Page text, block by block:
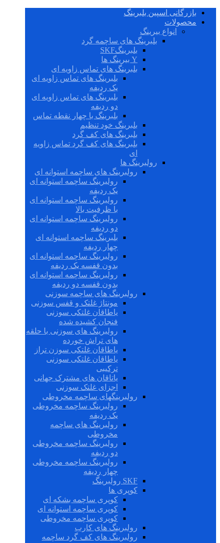
بازرگانی اسپین بلبرینگ
محصولات
انواع بیرینگ
بلبرینگ های ساچمه گرد
بلبرینگSKF
Y بیرینگ ها
بلبرینگ های تماس زاویه ای
بلبرینگ های تماس زاویه ای
یک ردیفه
بلبرینگ های تماس زاویه ای
دو ردیفه
بلبرینگ با چهار نقطه تماس
بلبرینگ خود تنظیم
بلبرینگ های کف گرد
بلبرینگ های کف گرد تماس زاویه
ای
رولبرینگ ها
رولبرینگ های ساچمه استوانه ای
رولبرینگ ساچمه استوانه ای
یک ردیفه
رولبرینگ ساچمه استوانه ای
با ظرفیت بالا
رولبرینگ ساچمه استوانه ای
دو ردیفه
بلبرینگ ساچمه استوانه ای
چهار ردیفه
رولبرینگ ساچمه استوانه ای
بدون قفسه یک ردیفه
رولبرینگ ساچمه استوانه ای
بدون قفسه دو ردیفه
رولبرینگ های ساچمه سوزنی
مونتاژ غلتک و قفس سوزنی
یاطاقان غلتکی سوزنی
فنجان کشیده شده
رولبرینگ های سوزنی با حلقه
های تراش خورده
یاطاقان غلتکی سوزن تراز
یاطاقان غلتکی سوزنی
ترکیبی
یاتاقان های مشترک جهانی
اجزای غلتک سوزنی
رولبرینگهای ساچمه مخروطی
رولبرینگ ساچمه مخروطی
یک ردیفه
رولبرینگ های ساچمه
مخروطی
رولبرینگ ساچمه مخروطی
دو ردیفه
رولبرینگ ساچمه مخروطی
چهار ردیفه
SKF رولبرینگ
کوپری ها
کوپری ساچمه بشکه ای
کوپری ساچمه استوانه ای
کوپری ساچمه مخروطی
رولبرینگ های کارب
رولبرینگ های کف گرد ساچمه